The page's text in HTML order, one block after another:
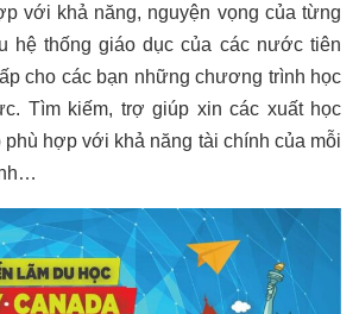
với khả năng, nguyện vọng của từng
hệ thống giáo dục của các nước tiên
cho các bạn những chương trình học
Tìm kiếm, trợ giúp xin các xuất học
phù hợp với khả năng tài chính của mỗi